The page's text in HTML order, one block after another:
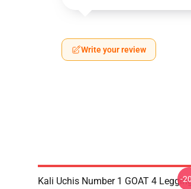
Write your review
Kali Uchis Number 1 GOAT 4
-